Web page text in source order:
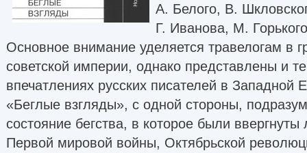
А. Белого, В.
Г. Иванова, М.
Основное внимание уделяется травелогам в
советской империи, однако представлены и
впечатлениях русских писателей в Западной
«Беглые взгляды», с одной стороны,
состояние бегства, в которое были
Первой мировой войны, Октябрьской